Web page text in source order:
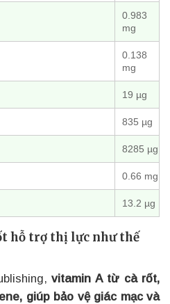
0.983
mg
0.138
mg
19 µg
835 µg
8285 µg
0.66 mg
13.2 µg
hỗ trợ thị lực như thế
vitamin A từ cà rốt,
giúp bảo vệ giác mạc và